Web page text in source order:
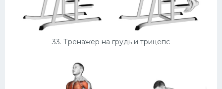
33. Тренажер на грудь и трицепс